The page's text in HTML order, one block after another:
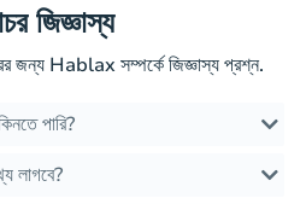
জিজ্ঞাস্য
জন্য Hablax সম্পর্কে জিজ্ঞাস্য প্রশ্ন.
পারি?
লাগবে?